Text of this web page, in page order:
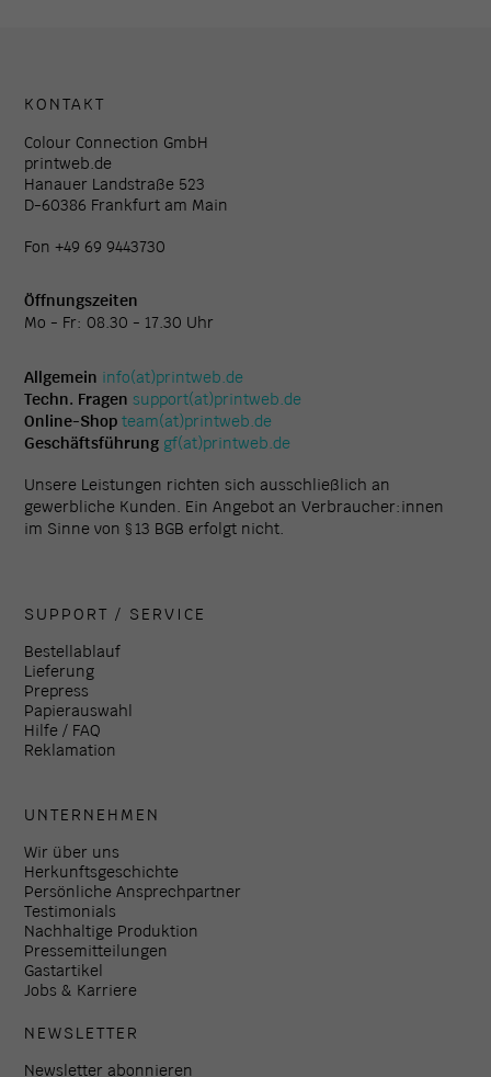
KONTAKT
Colour Connection GmbH
printweb.de
Hanauer Landstraße 523
D-60386 Frankfurt am Main
Fon +49 69 9443730
Öffnungszeiten
Mo - Fr: 08.30 - 17.30 Uhr
Allgemein info(at)printweb.de
Techn. Fragen support(at)printweb.de
Online-Shop team(at)printweb.de
Geschäftsführung gf(at)printweb.de
Unsere Leistungen richten sich ausschließlich an
gewerbliche Kunden. Ein Angebot an Verbraucher:innen
im Sinne von § 13 BGB erfolgt nicht.
SUPPORT / SERVICE
Bestellablauf
Lieferung
Prepress
Papierauswahl
Hilfe / FAQ
Reklamation
UNTERNEHMEN
Wir über uns
Herkunftsgeschichte
Persönliche Ansprechpartner
Testimonials
Nachhaltige Produktion
Pressemitteilungen
Gastartikel
Jobs & Karriere
NEWSLETTER
Newsletter abonnieren